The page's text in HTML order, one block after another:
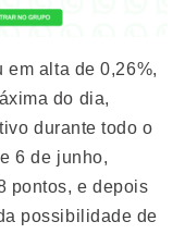
em alta de 0,26%,
do dia,
durante todo o
6 de junho,
pontos, e depois
possibilidade de